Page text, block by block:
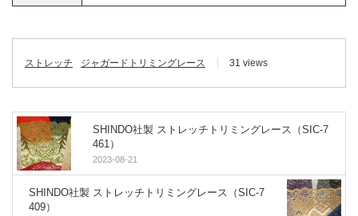
ストレッチ ジャガードトリミングレース 31 views
SHINDO社製 ストレッチトリミングレース（SIC-7
461）
2023-08-21
SHINDO社製 ストレッチトリミングレース（SIC-7
409）